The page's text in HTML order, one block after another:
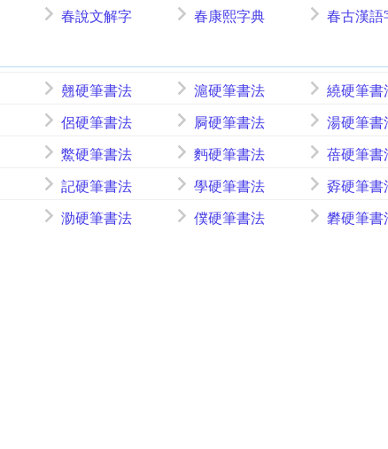
春說文解字 春康熙字典 春古漢語
翹硬筆書法 滬硬筆書法 繞硬筆書
侶硬筆書法 屙硬筆書法 湯硬筆書
鱉硬筆書法 麪硬筆書法 蓓硬筆書
記硬筆書法 學硬筆書法 孬硬筆書
泐硬筆書法 僕硬筆書法 礬硬筆書